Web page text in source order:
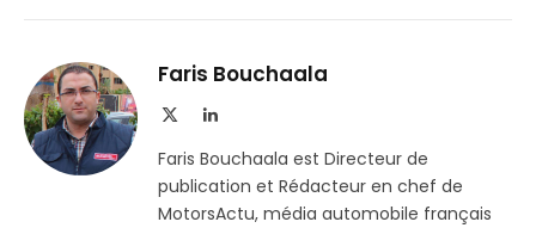
Telegram
Faris Bouchaala
LinkedIn
Faris Bouchaala est Directeur de
publication et Rédacteur en chef de
MotorsActu, média automobile français